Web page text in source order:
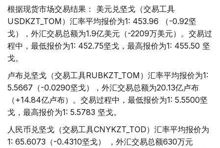
根据现货市场交易结果： 美元兑坚戈（交易工具
USDKZT_TOM）汇率平均报价为1: 453.96 （-0.92坚
戈），外汇交易总额为1.9亿美元（-2209万美元）。交易过
程中，最低报价为1: 452.75坚戈，最高报价为1: 455.50 坚
戈。
卢布兑坚戈（交易工具RUBKZT_TOM）汇率平均报价为1:
5.5667（-0.0290坚戈），外汇交易总额为20.13亿卢布
（+14.84亿卢布）。交易过程中，最低报价为1: 5.5500坚
戈，最高报价为1: 5.5783 坚戈。
人民币兑坚戈（交易工具CNYKZT_TOD）汇率平均报价为
1: 65.6073（-0.4310坚戈） ，外汇交易总额630万元